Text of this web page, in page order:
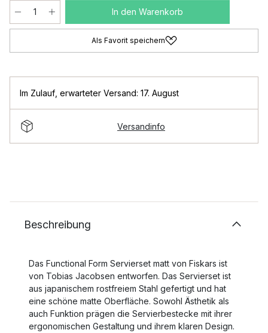
In den Warenkorb
Als Favorit speichern
Im Zulauf erwarteter Versand: 17. August
Versandinfo
Beschreibung
Das Functional Form Servierset matt von Fiskars ist
von Tobias Jacobsen entworfen. Das Servierset ist
aus japanischem rostfreiem Stahl gefertigt und hat
eine schöne matte Oberfläche. Sowohl Ästhetik als
auch Funktion prägen die Servierbestecke mit ihrer
ergonomischen Gestaltung und ihrem klaren Design.